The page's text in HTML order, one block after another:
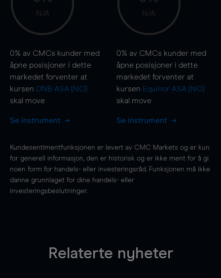
N/A
0% av CMCs kunder med
åpne posisjoner i dette
markedet forventer at
kursen DNB ASA (NO)
skal move
Se instrument
N/A
0% av CMCs kunder med
åpne posisjoner i dette
markedet forventer at
kursen Equinor ASA (NO)
skal move
Se instrument
Kundesentimentfunksjonen er levert av CMC Markets og er kun
for generell informasjon, den er historisk og er ikke ment for å gi
noen form for handels- eller investeringsråd. Funksjonen må ikke
danne grunnlaget for dine handels- eller
investeringsbeslutninger.
Relaterte nyheter